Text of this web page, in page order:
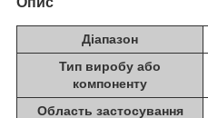
Діапазон
Тип виробу або
компоненту
Область застосування